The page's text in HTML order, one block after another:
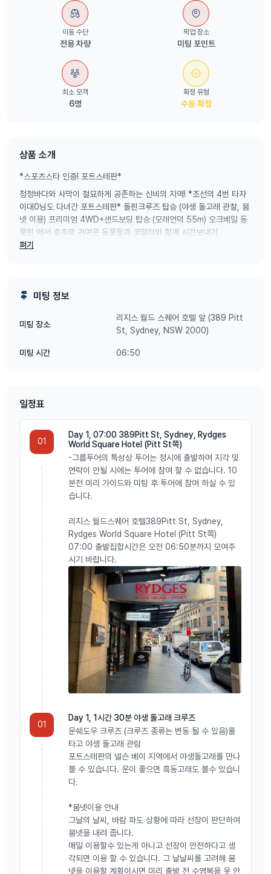
이동 수단
전용 차량
픽업 장소
미팅 포인트
최소 모객
6명
확정 유형
수동 확정
상품 소개
*스포츠스타 인증! 포트스테판*
청정바다와 사막이 절묘하게 공존하는 신비의 지역! *조선의 4번 타자
이대0님도 다녀간 포트스테판* 돌핀크루즈 탑승 (야생 돌고래 관찰, 붐
넷 이용) 프리미엄 4WD+샌드보딩 탑승 (모래언덕 55m) 오크베일 동
물원 에서 호주의 귀여운 동물들과 코알라와 함께 시간보내기
펴기
미팅 정보
미팅 장소
리지스 월드 스퀘어 호텔 앞 (389 Pitt
St, Sydney, NSW 2000)
미팅 시간 06:50
일정표
01
Day 1, 07:00 389Pitt St, Sydney, Rydges
World Square Hotel (Pitt St쪽)
-그룹투어의 특성상 투어는 정시에 출발하며 지각 및
연락이 안될 시에는 투어에 참여 할 수 없습니다. 10
분전 미리 가이드와 미팅 후 투어에 참여 하실 수 있
습니다.
리지스 월드스퀘어 호텔389Pitt St, Sydney,
Rydges World Square Hotel (Pitt St쪽)
07:00 출발집합시간은 오전 06:50분까지 모여주
시기 바랍니다.
01
Day 1, 1시간 30분 야생 돌고래 크루즈
문쉐도우 크루즈 (크루즈 종류는 변동 될 수 있음)를
타고 야생 돌고래 관람
포트스테판의 넬슨 베이 지역에서 야생돌고래를 만나
볼 수 있습니다. 운이 좋으면 흑동고래도 볼수 있습니
다.
*붐넷이용 안내
그날의 날씨, 바람 파도 상황에 따라 선장이 판단하여
붐넷을 내려 줍니다.
매일 이용할수 있는게 아니고 선장이 안전하다고 생
각되면 이용 할 수 있습니다. 그 날날씨를 고려해 붐
넷을 이용할 계획이시면 미리 출발 전 수영복을 옷 안